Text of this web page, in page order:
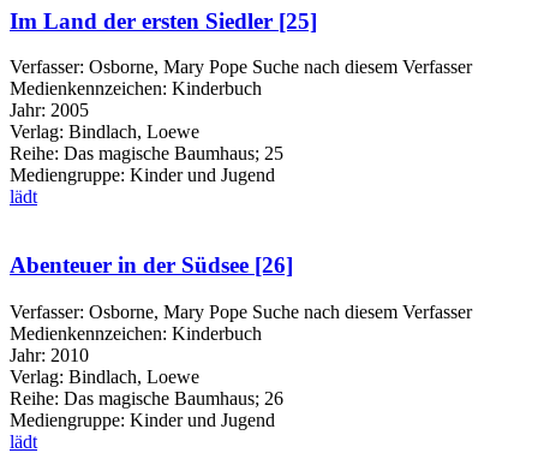
Im Land der ersten Siedler [25]
Verfasser: Osborne, Mary Pope Suche nach diesem Verfasser
Medienkennzeichen: Kinderbuch
Jahr: 2005
Verlag: Bindlach, Loewe
Reihe: Das magische Baumhaus; 25
Mediengruppe: Kinder und Jugend
lädt
Abenteuer in der Südsee [26]
Verfasser: Osborne, Mary Pope Suche nach diesem Verfasser
Medienkennzeichen: Kinderbuch
Jahr: 2010
Verlag: Bindlach, Loewe
Reihe: Das magische Baumhaus; 26
Mediengruppe: Kinder und Jugend
lädt